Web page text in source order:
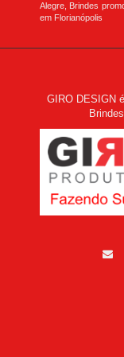
Alegre, Brindes
em Florianópolis
GIRO DESIGN